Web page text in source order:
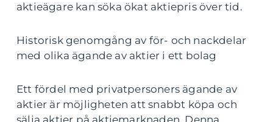
aktieägare kan söka ökat aktiepris över tid.
Historisk genomgång av för- och nackdelar
med olika ägande av aktier i ett bolag
Ett fördel med privatpersoners ägande av
aktier är möjligheten att snabbt köpa och
sälja aktier på aktiemarknaden. Denna